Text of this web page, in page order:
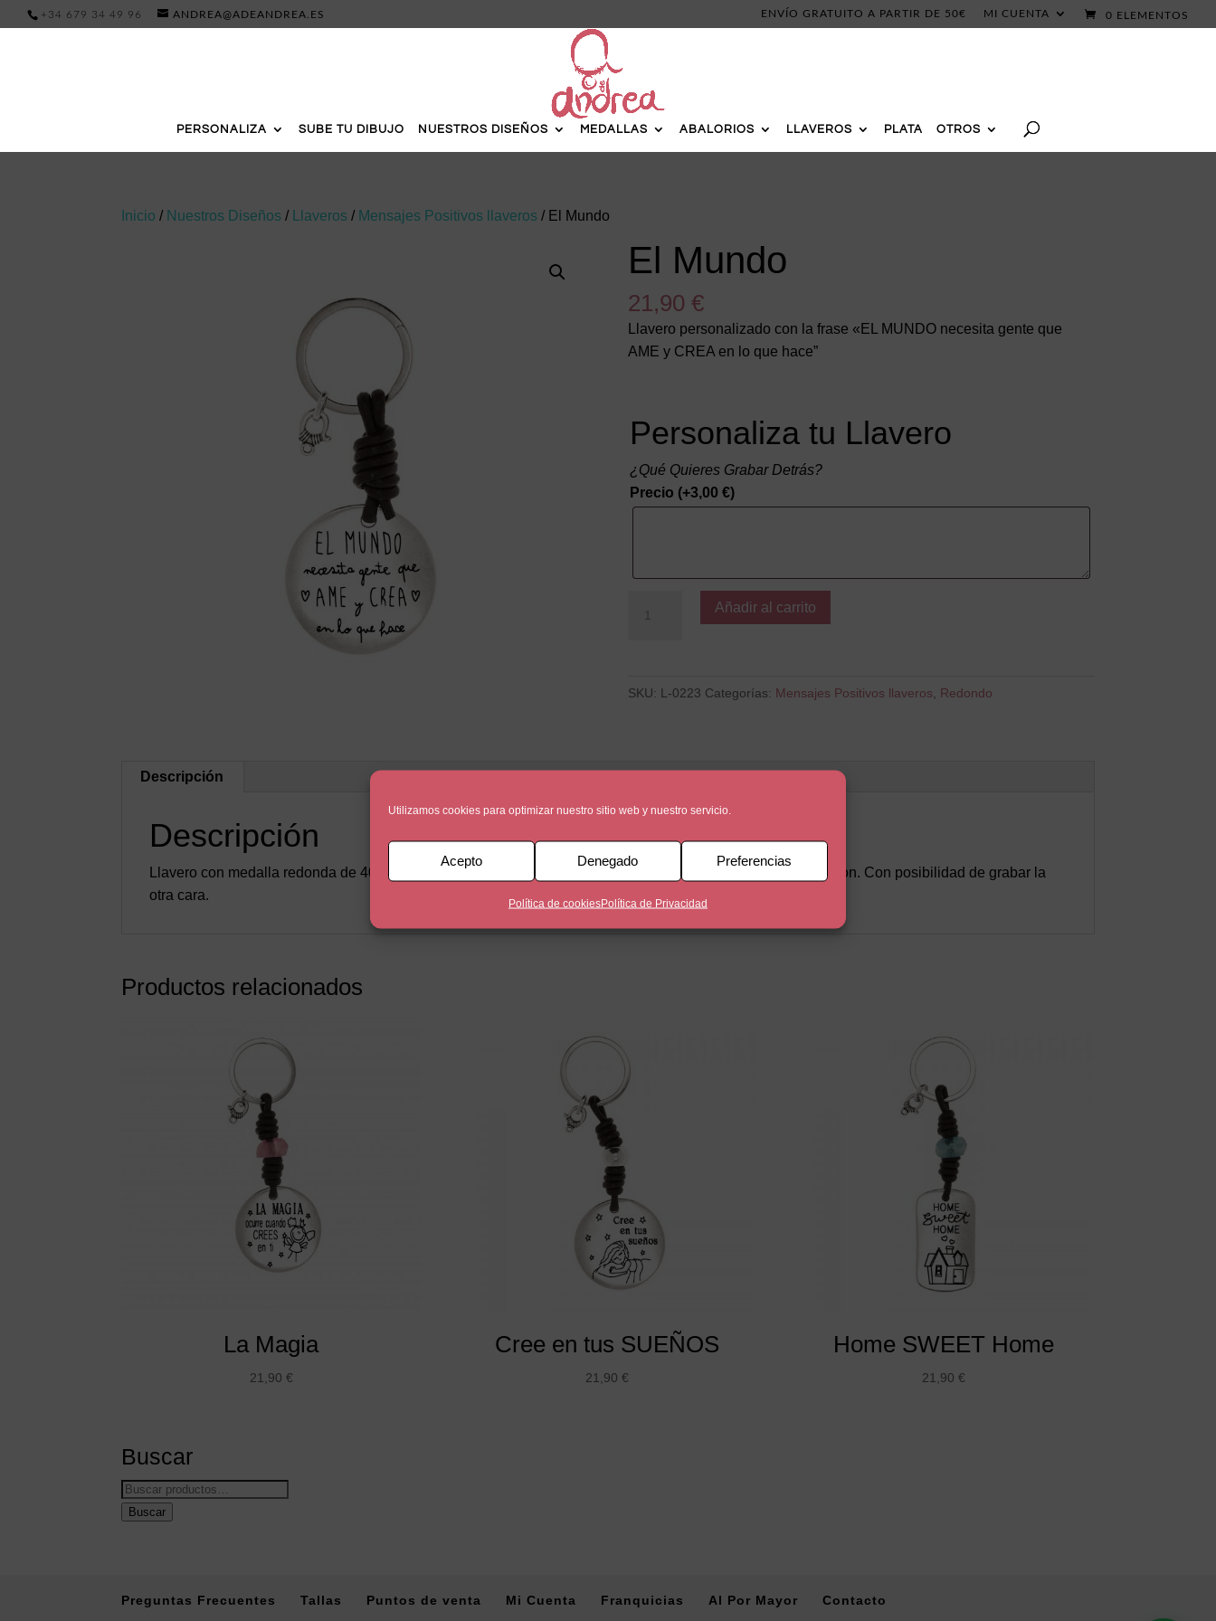
Utilizamos cookies para optimizar nuestro sitio web y nuestro servicio.
Acepto Denegado Preferencias
Política de cookiesPolítica de Privacidad
+34 679 34 49 96 ANDREA@ADEANDREA.ES ENVÍO GRATUITO A PARTIR DE 50€ MI CUENTA 0 ELEMENTOS
PERSONALIZA SUBE TU DIBUJO NUESTROS DISEÑOS MEDALLAS ABALORIOS LLAVEROS PLATA OTROS
Inicio / Nuestros Diseños / Llaveros / Mensajes Positivos llaveros / El Mundo
El Mundo
21,90 €
Llavero personalizado con la frase «EL MUNDO necesita gente que
AME y CREA en lo que hace”
Personaliza tu Llavero
¿Qué Quieres Grabar Detrás?
Precio (+3,00 €)
Mundo
Añadir al carrito
SKU: L-0223 Categorías: Mensajes Positivos llaveros Redondo
Descripción
Descripción
Llavero con medalla redonda de 40mm bañada en plata montado en cuero nacional de 2 5mm de color marron. Con posibilidad de grabar la
otra cara.
Productos relacionados
La Magia
21,90 €
Cree en tus SUEÑOS
21,90€
Home SWEET Home
21,90 €
Buscar
Buscar
por:
Buscar
Preguntas Frecuentes Tallas Puntos de venta Mi Cuenta Franquicias Al Por Mayor Contacto